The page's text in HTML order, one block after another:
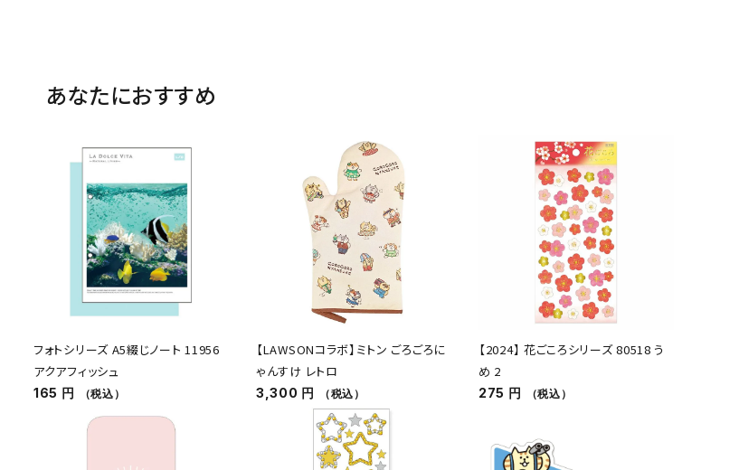
あなたにおすすめ
フォトシリーズ A5綴じノート 11956
アクアフィッシュ
165 円 （税込）
【LAWSONコラボ】ミトン ごろごろに
ゃんすけ レトロ
3,300 円 （税込）
【2024】 花ごころシリーズ 80518 う
め 2
275 円 （税込）